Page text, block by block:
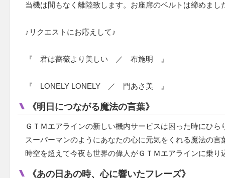
当機は間もなく離陸致します。お座席のベルトは締めまし
♪リクエストにお応えして♪
『 君は薔薇より美しい ／ 布施明 』
『 LONELY LONELY ／ 門あさ美 』
《明日につながる魔法の言葉》
ＧＴＭエアラインの新しい機内サービスは困った時にひら
スーパーマンのようにあなたの心に元気をくれる魔法の言
時空を超えて今夜も世界の偉人がＧＴＭエアラインに乗り
《あの日あの時、心に響いたフレーズ》